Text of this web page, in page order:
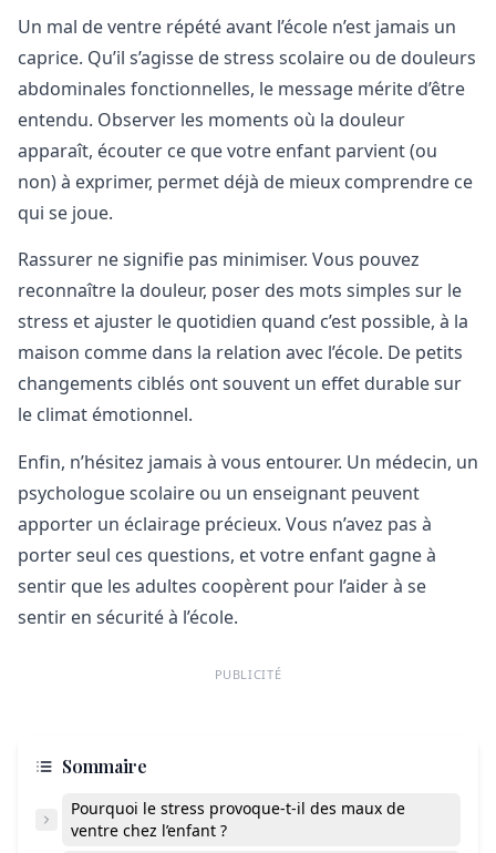
Un mal de ventre répété avant l’école n’est jamais un
caprice. Qu’il s’agisse de stress scolaire ou de douleurs
abdominales fonctionnelles, le message mérite d’être
entendu. Observer les moments où la douleur
apparaît, écouter ce que votre enfant parvient (ou
non) à exprimer, permet déjà de mieux comprendre ce
qui se joue.
Rassurer ne signifie pas minimiser. Vous pouvez
reconnaître la douleur, poser des mots simples sur le
stress et ajuster le quotidien quand c’est possible, à la
maison comme dans la relation avec l’école. De petits
changements ciblés ont souvent un effet durable sur
le climat émotionnel.
Enfin, n’hésitez jamais à vous entourer. Un médecin, un
psychologue scolaire ou un enseignant peuvent
apporter un éclairage précieux. Vous n’avez pas à
porter seul ces questions, et votre enfant gagne à
sentir que les adultes coopèrent pour l’aider à se
sentir en sécurité à l’école.
PUBLICITÉ
Sommaire
Pourquoi le stress provoque-t-il des maux de
ventre chez l’enfant ?